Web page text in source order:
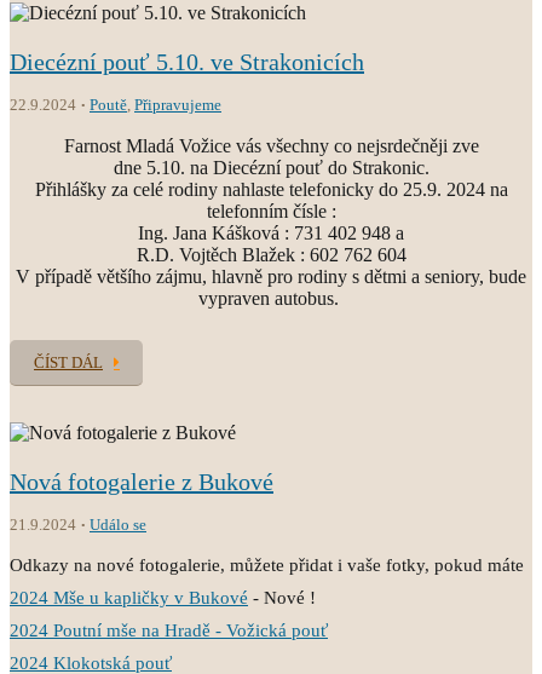
Diecézní pouť 5.10. ve Strakonicích
22.9.2024 Poutě, Připravujeme
Farnost Mladá Vožice vás všechny co nejsrdečněji zve
dne 5.10. na Diecézní pouť do Strakonic.
Přihlášky za celé rodiny nahlaste telefonicky do 25.9. 2024 na
telefonním čísle :
Ing. Jana Kášková : 731 402 948 a
R.D. Vojtěch Blažek : 602 762 604
V případě většího zájmu, hlavně pro rodiny s dětmi a seniory, bude
vypraven autobus.
ČÍST DÁL
Nová fotogalerie z Bukové
21.9.2024 Událo se
Odkazy na nové fotogalerie, můžete přidat i vaše fotky, pokud máte
2024 Mše u kapličky v Bukové - Nové !
2024 Poutní mše na Hradě - Vožická pouť
2024 Klokotská pouť